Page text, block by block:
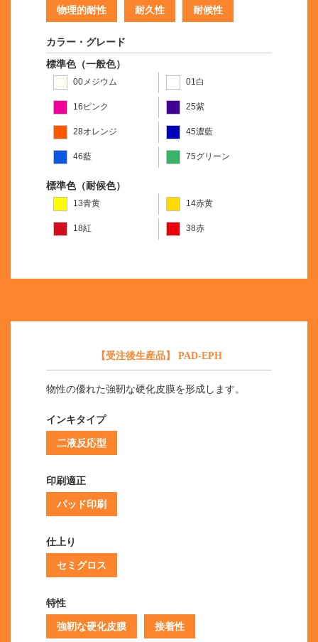
物理的耐性 耐久性 耐候性
カラー・グレード
標準色（一般色）
00メジウム 01白
16ピンク 25紫
28オレンジ 45濃藍
46藍 75グリーン
標準色（耐候色）
13青黄 14赤黄
18紅 38赤
【受注後生産品】 PAD-EPH
物性の優れた強靭な硬化皮膜を形成します。
インキタイプ
二液反応型
印刷適正
パッド印刷
仕上り
セミグロス
特性
強靭な硬化皮膜 接着性